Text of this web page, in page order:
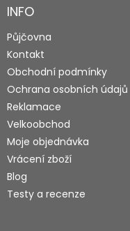
aINFO
Půjčovna
Kontakt
Obchodní podmínky
Ochrana osobních údajů
Reklamace
Velkoobchod
Moje objednávka
Vrácení zboží
Blog
Testy a recenze